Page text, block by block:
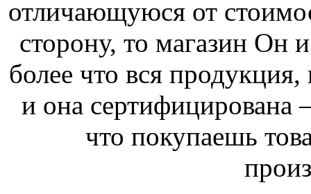
отличающуюся от
сторону, то магазин Он
более что вся
и она сертифицирована
что покупаешь